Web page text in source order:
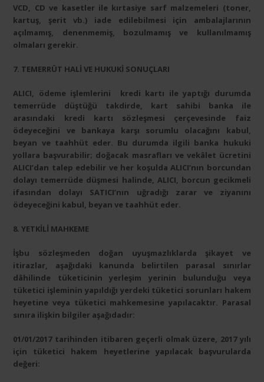
VCD, CD ve kasetler ile kırtasiye sarf malzemeleri (toner,
kartuş, şerit vb.) iade edilebilmesi için ambalajlarının
açılmamış, denenmemiş, bozulmamış ve kullanılmamış
olmaları gerekir.
7. TEMERRÜT HALİ VE HUKUKİ SONUÇLARI
ALICI, ödeme işlemlerini kredi kartı ile yaptığı durumda
temerrüde düştüğü takdirde, kart sahibi banka ile
arasındaki kredi kartı sözleşmesi çerçevesinde faiz
ödeyeceğini ve bankaya karşı sorumlu olacağını kabul,
beyan ve taahhüt eder. Bu durumda ilgili banka hukuki
yollara başvurabilir; doğacak masrafları ve vekâlet ücretini
ALICI’dan talep edebilir ve her koşulda ALICI’nın borcundan
dolayı temerrüde düşmesi halinde, ALICI, borcun gecikmeli
ifasından dolayı SATICI’nın uğradığı zarar ve ziyanını
ödeyeceğini kabul, beyan ve taahhüt eder.
8. YETKİLİ MAHKEME
İşbu sözleşmeden doğan uyuşmazlıklarda şikayet ve
itirazlar, aşağıdaki kanunda belirtilen parasal sınırlar
dâhilinde tüketicinin yerleşim yerinin bulunduğu veya
tüketici işleminin yapıldığı yerdeki tüketici sorunları hakem
heyetine veya tüketici mahkemesine yapılacaktır. Parasal
sınıra ilişkin bilgiler aşağıdadır:
01/01/2017 tarihinden itibaren geçerli olmak üzere, 2017 yılı
için tüketici hakem heyetlerine yapılacak başvurularda
değeri: